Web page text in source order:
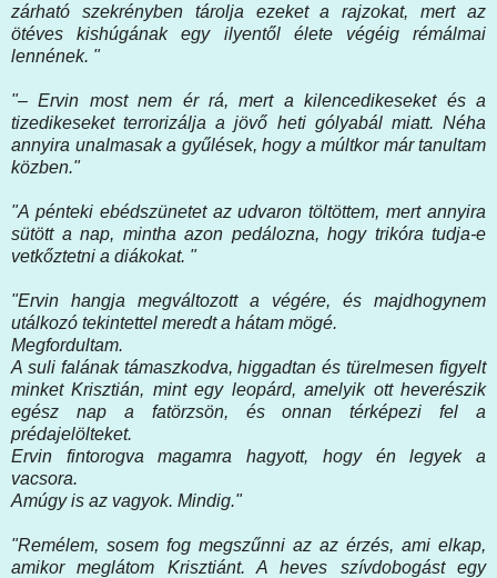
zárható szekrényben tárolja ezeket a rajzokat, mert az
ötéves kishúgának egy ilyentől élete végéig rémálmai
lennének. "
"– Ervin most nem ér rá, mert a kilencedikeseket és a
tizedikeseket terrorizálja a jövő heti gólyabál miatt. Néha
annyira unalmasak a gyűlések, hogy a múltkor már tanultam
közben."
"A pénteki ebédszünetet az udvaron töltöttem, mert annyira
sütött a nap, mintha azon pedálozna, hogy trikóra tudja-e
vetkőztetni a diákokat. "
"Ervin hangja megváltozott a végére, és majdhogynem
utálkozó tekintettel meredt a hátam mögé.
Megfordultam.
A suli falának támaszkodva, higgadtan és türelmesen figyelt
minket Krisztián, mint egy leopárd, amelyik ott heverészik
egész nap a fatörzsön, és onnan térképezi fel a
prédajelölteket.
Ervin fintorogva magamra hagyott, hogy én legyek a
vacsora.
Amúgy is az vagyok. Mindig."
"Remélem, sosem fog megszűnni az az érzés, ami elkap,
amikor meglátom Krisztiánt. A heves szívdobogást egy